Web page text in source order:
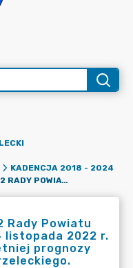
KADENCJA 2018 - 2024
UCHWAŁA NR LVI/358/2022 RADY POWIATU ZGORZELECKIEGO Z DNIA 24 LISTOPADA 2022 R. W SPRAWIE ZMIANY WIELOLETNIEJ PROGNOZY FINANSOWEJ POWIATU ZGORZELECKIEGO.
Rady Powiatu
listopada 2022 r.
prognozy